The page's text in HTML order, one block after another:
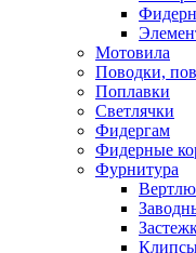
Мотовила
Поводки,
Поплавки
Светлячки
Фидергам
Фидерные
Фурнитура